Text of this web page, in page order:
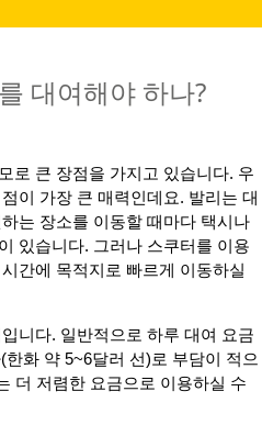
대여해야 하나?
로 큰 장점을 가지고 있습니다. 우
이 가장 큰 매력인데요. 발리는 대
는 장소를 이동할 때마다 택시나
있습니다. 그러나 스쿠터를 이용
간에 목적지로 빠르게 이동하실
니다. 일반적으로 하루 대여 요금
화 약 5~6달러 선)로 부담이 적으
더 저렴한 요금으로 이용하실 수